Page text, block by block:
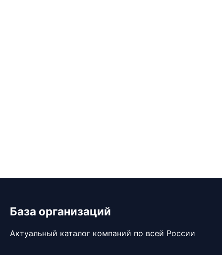
База организаций
Актуальный каталог компаний по всей России